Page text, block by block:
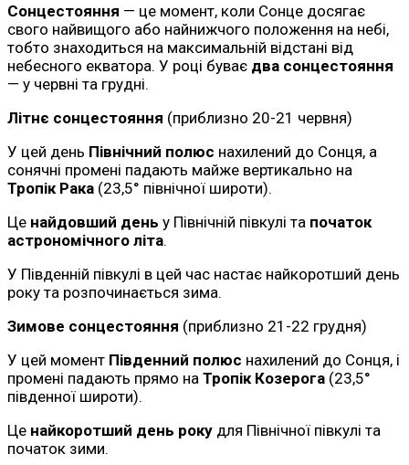
Сонцестояння — це момент, коли Сонце досягає
свого найвищого або найнижчого положення на небі,
тобто знаходиться на максимальній відстані від
небесного екватора. У році буває два сонцестояння
— у червні та грудні.
Літнє сонцестояння (приблизно 20-21 червня)
У цей день Північний полюс нахилений до Сонця, а
сонячні промені падають майже вертикально на
Тропік Рака (23,5° північної широти).
Це найдовший день у Північній півкулі та початок
астрономічного літа.
У Південній півкулі в цей час настає найкоротший день
року та розпочинається зима.
Зимове сонцестояння (приблизно 21-22 грудня)
У цей момент Південний полюс нахилений до Сонця, і
промені падають прямо на Тропік Козерога (23,5°
південної широти).
Це найкоротший день року для Північної півкулі та
початок зими.